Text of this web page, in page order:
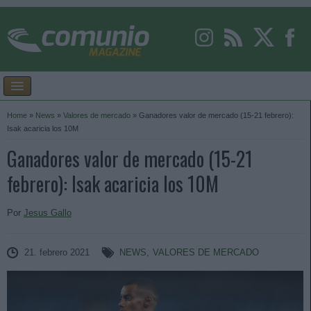
Home » News » Valores de mercado » Ganadores valor de mercado (15-21 febrero):
Isak acaricia los 10M
Ganadores valor de mercado (15-21
febrero): Isak acaricia los 10M
Por Jesus Gallo
21. febrero 2021 NEWS, VALORES DE MERCADO